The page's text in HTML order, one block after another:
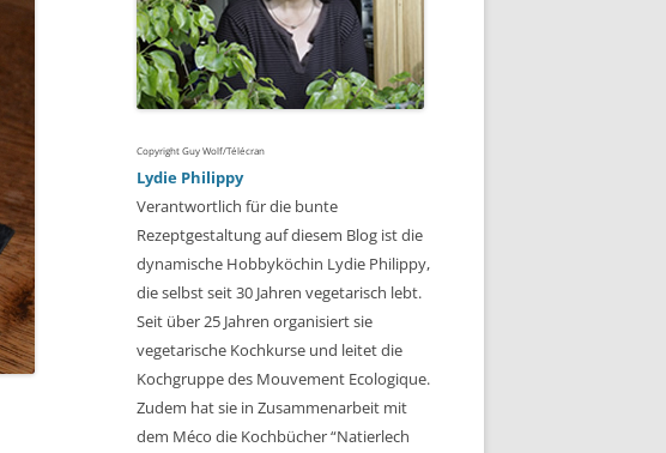
Copyright Guy Wolf/Télécran
Lydie Philippy
Verantwortlich für die bunte
Rezeptgestaltung auf diesem Blog ist die
dynamische Hobbyköchin Lydie Philippy,
die selbst seit 30 Jahren vegetarisch lebt.
Seit über 25 Jahren organisiert sie
vegetarische Kochkurse und leitet die
Kochgruppe des Mouvement Ecologique.
Zudem hat sie in Zusammenarbeit mit
dem Méco die Kochbücher “Natierlech